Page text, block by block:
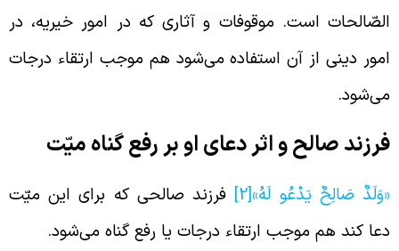
است. موقوفات و آثاری که در امور خیریه، در
دینی از آن استفاده می‌شود هم موجب ارتقاء درجات
صالح و اثر دعای او بر رفع گناه میّت
صَالِحٌ يَدْعُو لَهُ»[2] فرزند صالحی که برای این میّت
کند هم موجب ارتقاء درجات یا رفع گناه می‌شود.